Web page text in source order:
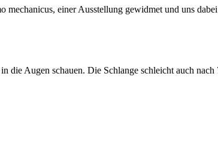
einer Ausstellung gewidmet und uns
Augen schauen. Die Schlange schleicht auch